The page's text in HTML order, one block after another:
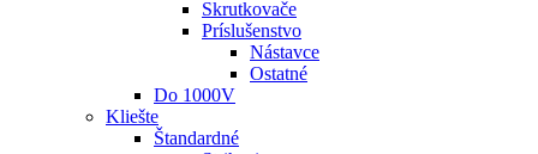
Skrutkovače
Príslušenstvo
Nástavce
Ostatné
Do 1000V
Kliešte
Štandardné